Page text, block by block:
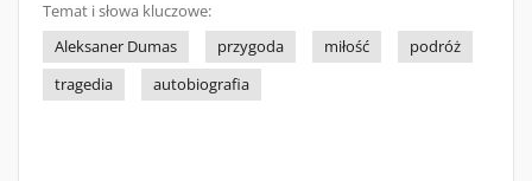
Temat i słowa kluczowe:
Aleksaner Dumas
przygoda miłość
podróż
tragedia
autobiografia